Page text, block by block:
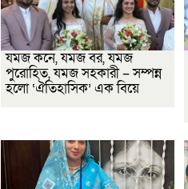
যমজ কনে, যমজ বর, যমজ
পুরোহিত, যমজ সহকারী – সম্পন্ন
হলো ‘ঐতিহাসিক’ এক বিয়ে